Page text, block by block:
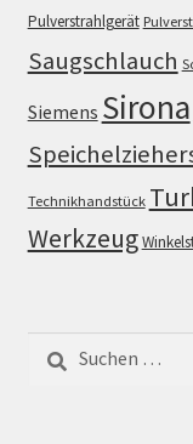
Pulverstrahlgerät
Saugschlauch
Siemens Sirona
Technikhandstück
Werkzeug
nach: